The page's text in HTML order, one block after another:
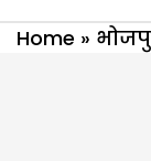
Home »